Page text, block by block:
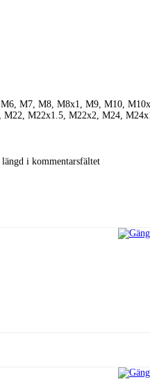
M7, M8, M8x1, M9, M10,
M22x1.5, M22x2, M24,
i kommentarsfältet